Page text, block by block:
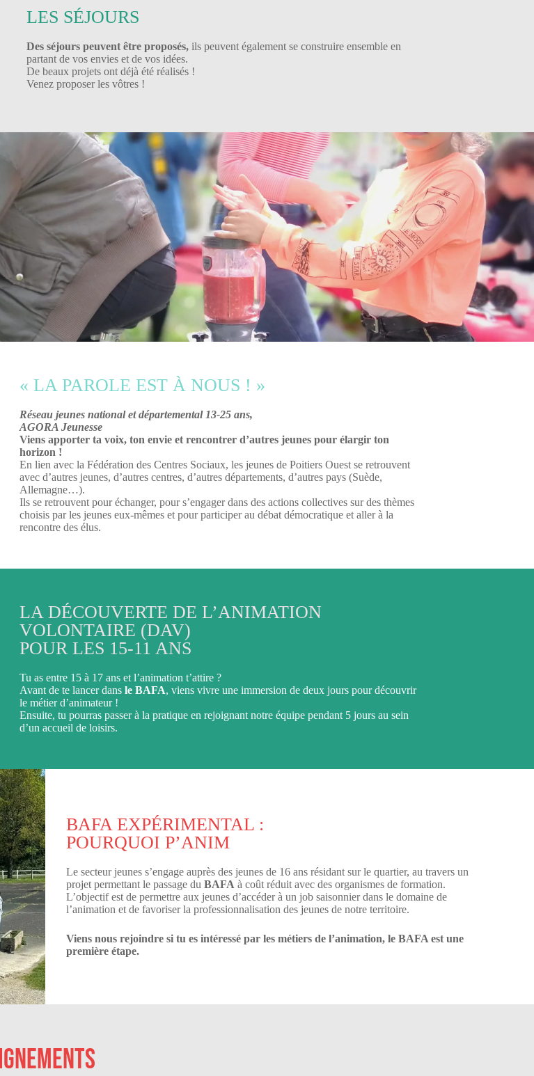
LES SÉJOURS
Des séjours peuvent être proposés, ils peuvent également se construire ensemble en
partant de vos envies et de vos idées.
De beaux projets ont déjà été réalisés !
Venez proposer les vôtres !
« LA PAROLE EST À NOUS ! »
Réseau jeunes national et départemental 13-25 ans,
AGORA Jeunesse
Viens apporter ta voix, ton envie et rencontrer d’autres jeunes pour élargir ton
horizon !
En lien avec la Fédération des Centres Sociaux, les jeunes de Poitiers Ouest se retrouvent
avec d’autres jeunes, d’autres centres, d’autres départements, d’autres pays (Suède,
Allemagne…).
Ils se retrouvent pour échanger, pour s’engager dans des actions collectives sur des thèmes
choisis par les jeunes eux-mêmes et pour participer au débat démocratique et aller à la
rencontre des élus.
LA DÉCOUVERTE DE L’ANIMATION
VOLONTAIRE (DAV)
POUR LES 15-11 ANS
Tu as entre 15 à 17 ans et l’animation t’attire ?
Avant de te lancer dansle BAFA, viens vivre une immersion de deux jours pour découvrir
le métier d’animateur !
Ensuite, tu pourras passer à la pratique en rejoignant notre équipe pendant 5 jours au sein
d’un accueil de loisirs.
BAFA EXPÉRIMENTAL :
POURQUOI P’ANIM
Le secteur jeunes s’engage auprès des jeunes de 16 ans résidant sur le quartier, au travers un
projet permettant le passage du BAFA à coût réduit avec des organismes de formation.
L’objectif est de permettre aux jeunes d’accéder à un job saisonnier dans le domaine de
l’animation et de favoriser la professionnalisation des jeunes de notre territoire.
Viens nous rejoindre si tu es intéressé par les métiers de l’animation, le BAFA est une
première étape.